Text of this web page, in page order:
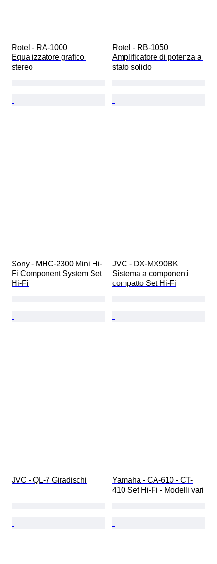
Rotel - RA-1000
Equalizzatore grafico
stereo
Rotel - RB-1050
Amplificatore di potenza a
stato solido
Sony - MHC-2300 Mini Hi-
Fi Component System Set
Hi-Fi
JVC - DX-MX90BK
Sistema a componenti
compatto Set Hi-Fi
JVC - QL-7 Giradischi
Yamaha - CA-610 - CT-
410 Set Hi-Fi - Modelli vari